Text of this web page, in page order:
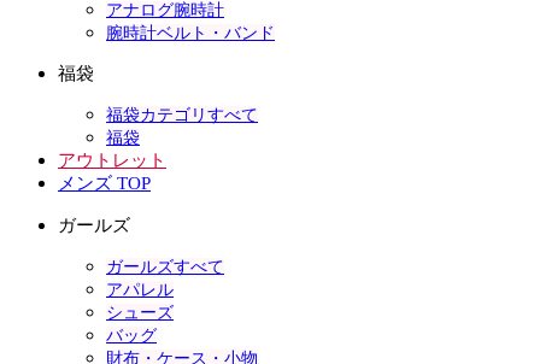
アナログ腕時計
腕時計ベルト・バンド
福袋
福袋カテゴリすべて
福袋
アウトレット
メンズ TOP
ガールズ
ガールズすべて
アパレル
シューズ
バッグ
財布・ケース・小物